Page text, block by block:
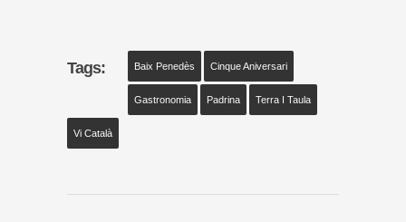
Tags: Baix Penedès Cinque Aniversari
Gastronomia Padrina Terra I Taula
Vi Català